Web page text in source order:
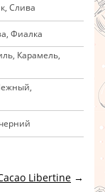
Слива
Фиалка
Карамель,
Libertine →